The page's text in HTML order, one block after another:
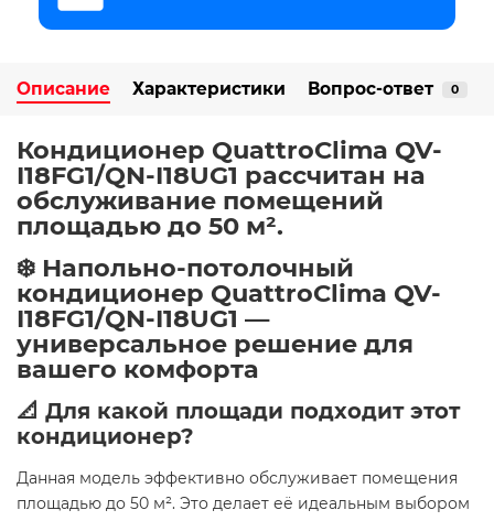
Описание Характеристики Вопрос-ответ 0
Кондиционер QuattroClima QV-
I18FG1/QN-I18UG1 рассчитан на
обслуживание помещений
площадью до 50 м².
❄️ Напольно-потолочный
кондиционер QuattroClima QV-
I18FG1/QN-I18UG1 —
универсальное решение для
вашего комфорта
📐 Для какой площади подходит этот
кондиционер?
Данная модель эффективно обслуживает помещения
площадью до 50 м². Это делает её идеальным выбором